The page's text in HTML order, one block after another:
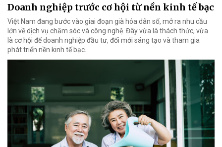
Doanh nghiệp trước cơ hội từ nền kinh tế bạc
Việt Nam đang bước vào giai đoạn già hóa dân số, mở ra nhu cầu
lớn về dịch vụ chăm sóc và công nghệ. Đây vừa là thách thức, vừa
là cơ hội để doanh nghiệp đầu tư, đổi mới sáng tạo và tham gia
phát triển nền kinh tế bạc.